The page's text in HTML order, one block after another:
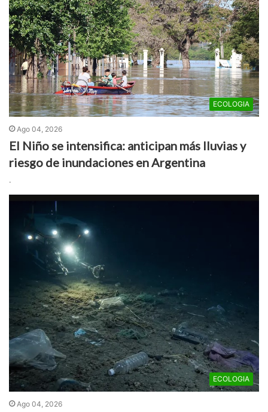
ECOLOGIA
Ago 04, 2026
El Niño se intensifica: anticipan más lluvias y
riesgo de inundaciones en Argentina
.
ECOLOGIA
Ago 04, 2026